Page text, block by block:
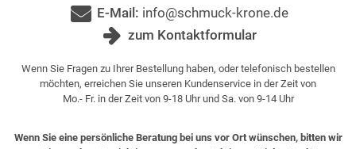
E-Mail: info@schmuck-krone.de
zum Kontaktformular
Wenn Sie Fragen zu Ihrer Bestellung haben, oder telefonisch bestellen
möchten, erreichen Sie unseren Kundenservice in der Zeit von
Mo.- Fr. in der Zeit von 9-18 Uhr und Sa. von 9-14 Uhr
Wenn Sie eine persönliche Beratung bei uns vor Ort wünschen, bitten wir